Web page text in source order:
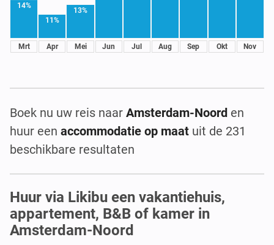
14%
Mrt
11%
Apr
13%
Mei Jun Jul Aug Sep Okt Nov
Boek nu uw reis naar Amsterdam-Noord en
huur een accommodatie op maat uit de 231
beschikbare resultaten
Huur via Likibu een vakantiehuis,
appartement, B&B of kamer in
Amsterdam-Noord